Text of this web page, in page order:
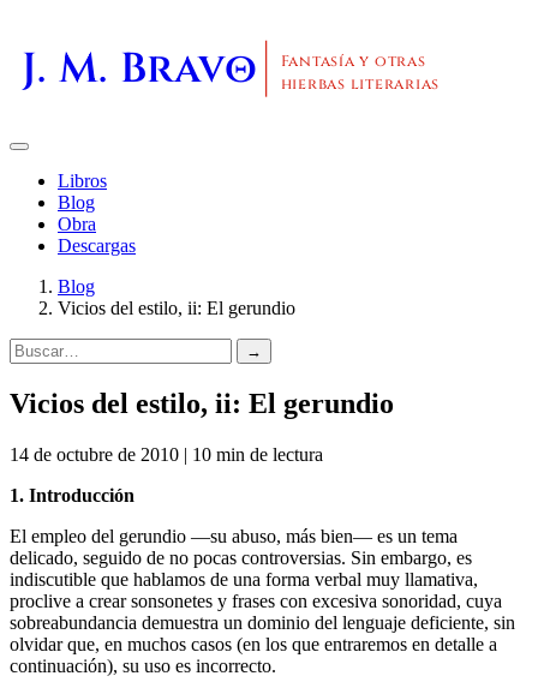
J. M. Bravo
Fantasía y otras
hierbas literarias
Libros
Blog
Obra
Descargas
Blog
Vicios del estilo, ii: El gerundio
→
Vicios del estilo, ii: El gerundio
14 de octubre de 2010 | 10 min de lectura
1. Introducción
El empleo del gerundio —su abuso, más bien— es un tema
delicado, seguido de no pocas controversias. Sin embargo, es
indiscutible que hablamos de una forma verbal muy llamativa,
proclive a crear sonsonetes y frases con excesiva sonoridad, cuya
sobreabundancia demuestra un dominio del len­guaje deficiente, sin
olvidar que, en muchos casos (en los que entraremos en detalle a
continuación), su uso es incorrecto.